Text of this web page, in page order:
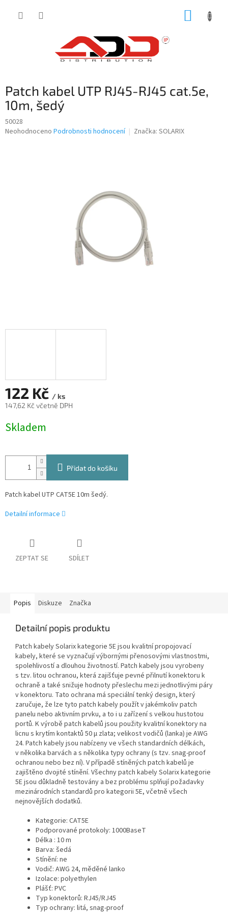
Patch kabel UTP RJ45-RJ45 cat.5e,
10m, šedý
50028
Průměrné
Neohodnoceno Podrobnosti hodnocení Značka: SOLARIX
122 Kč / ks
147,62 Kč včetně DPH
cena:
Skladem
Přidat do košíku
Patch kabel UTP CAT5E 10m šedý.
Detailní informace
ZEPTAT SE SDÍLET
Popis Diskuze Značka
Detailní popis produktu
Patch kabely Solarix kategorie 5E jsou kvalitní propojovací
kabely, které se vyznačují výbornými přenosovými vlastnostmi,
spolehlivostí a dlouhou životností. Patch kabely jsou vyrobeny
s tzv. litou ochranou, která zajišťuje pevné přilnutí konektoru k
ochraně a také snižuje hodnoty přeslechu mezi jednotlivými páry
v konektoru. Tato ochrana má speciální tenký design, který
zaručuje, že lze tyto patch kabely použít v jakémkoliv patch
panelu nebo aktivním prvku, a to i u zařízení s velkou hustotou
portů. K výrobě patch kabelů jsou použity kvalitní konektory na
licnu s krytím kontaktů 50 µ zlata; velikost vodičů (lanka) je AWG
24. Patch kabely jsou nabízeny ve všech standardních délkách,
v několika barvách a s několika typy ochrany (s tzv. snag-proof
ochranou nebo bez ní). V případě stíněných patch kabelů je
zajištěno dvojité stínění. Všechny patch kabely Solarix kategorie
5E jsou důkladně testovány a bez problému splňují požadavky
mezinárodních standardů pro kategorii 5E, včetně všech
nejnovějších dodatků.
Kategorie: CAT5E
Podporované protokoly: 1000BaseT
Délka : 10 m
Barva: šedá
Stínění: ne
Vodič: AWG 24, měděné lanko
Izolace: polyethylen
Plášť: PVC
Typ konektorů: RJ45/RJ45
Typ ochrany: litá, snag-proof